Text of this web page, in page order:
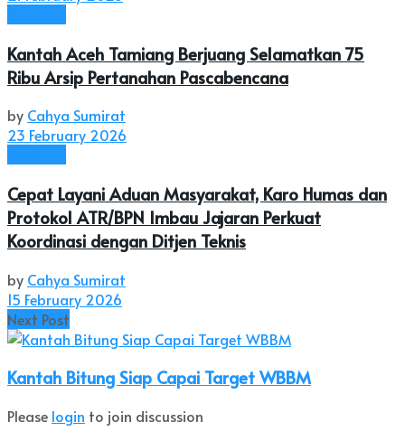
Kantah Aceh Tamiang Berjuang Selamatkan 75
Ribu Arsip Pertanahan Pascabencana
by Cahya Sumirat
23 February 2026
Cepat Layani Aduan Masyarakat, Karo Humas dan
Protokol ATR/BPN Imbau Jajaran Perkuat
Koordinasi dengan Ditjen Teknis
by Cahya Sumirat
15 February 2026
Next Post
Kantah Bitung Siap Capai Target WBBM
Please login to join discussion